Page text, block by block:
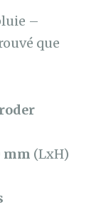
–
que
mm (LxH)